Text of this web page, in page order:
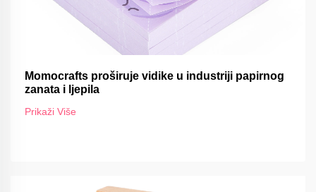
Momocrafts proširuje vidike u industriji papirnog
zanata i ljepila
Prikaži Više